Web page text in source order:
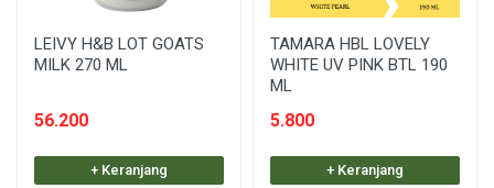
LEIVY H&B LOT GOATS
MILK 270 ML
56.200
+ Keranjang
TAMARA HBL LOVELY
WHITE UV PINK BTL 190
ML
5.800
+ Keranjang